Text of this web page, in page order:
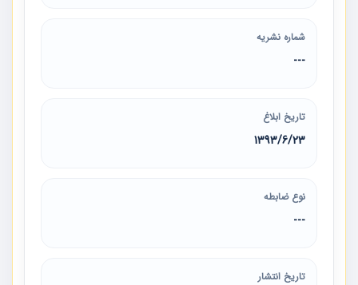
شماره نشریه
---
تاریخ ابلاغ
1393/6/23
نوع ضابطه
---
تاریخ انتشار